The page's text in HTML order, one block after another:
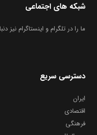
شبکه های اجتماعی
ما را در تلگرام و اینستاگرام نیز
دسترسی سریع
ایران
اقتصادی
فرهنگی